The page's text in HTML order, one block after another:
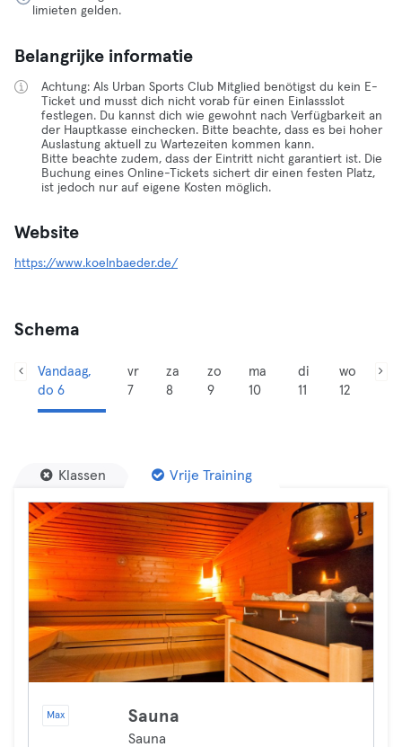
limieten gelden.
Belangrijke informatie
Achtung: Als Urban Sports Club Mitglied benötigst du kein E-
Ticket und musst dich nicht vorab für einen Einlassslot
festlegen. Du kannst dich wie gewohnt nach Verfügbarkeit an
der Hauptkasse einchecken. Bitte beachte, dass es bei hoher
Auslastung aktuell zu Wartezeiten kommen kann.
Bitte beachte zudem, dass der Eintritt nicht garantiert ist. Die
Buchung eines Online-Tickets sichert dir einen festen Platz,
ist jedoch nur auf eigene Kosten möglich.
Website
https://www.koelnbaeder.de/
Schema
Vandaag,
do 6
vr
7
za
8
zo
9
ma
10
di
11
wo
12
Klassen Vrije Training
Max Sauna
Sauna